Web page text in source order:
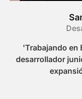
'Trabajando en
desarrollador